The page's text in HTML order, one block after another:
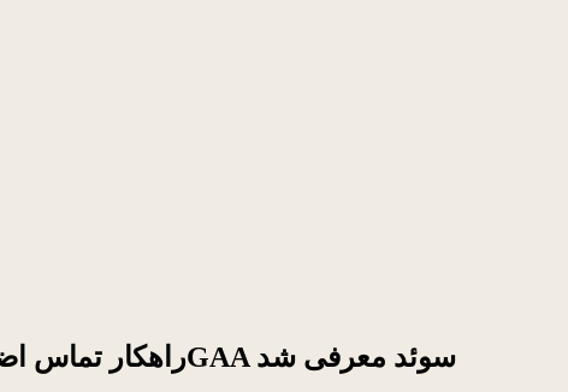
راهکار تماس اضطراری هیبریدی ال‌جی در نمایشگاه 5GAA سوئد معرفی شد